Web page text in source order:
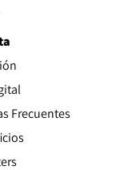
Frecuentes